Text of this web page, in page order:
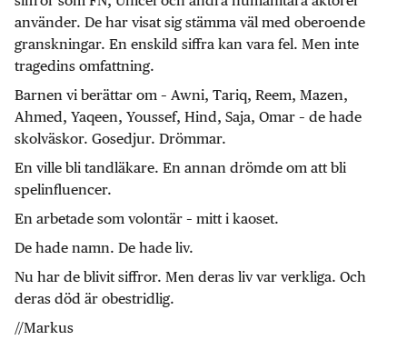
använder. De har visat sig stämma väl med oberoende
granskningar. En enskild siffra kan vara fel. Men inte
tragedins omfattning.
Barnen vi berättar om – Awni, Tariq, Reem, Mazen,
Ahmed, Yaqeen, Youssef, Hind, Saja, Omar – de hade
skolväskor. Gosedjur. Drömmar.
En ville bli tandläkare. En annan drömde om att bli
spelinfluencer.
En arbetade som volontär – mitt i kaoset.
De hade namn. De hade liv.
Nu har de blivit siffror. Men deras liv var verkliga. Och
deras död är obestridlig.
//Markus